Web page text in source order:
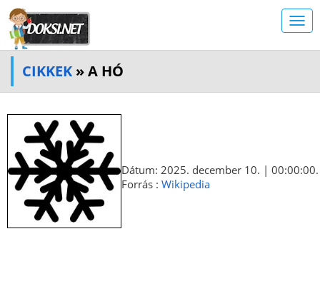
CIKKEK » A HÓ
Dátum: 2025. december 10. | 00:00:00.
Forrás : Wikipedia